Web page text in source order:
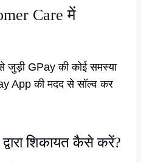
Care में
GPay की कोई समस्या
App की मदद से सॉल्व कर
शिकायत कैसे करें?